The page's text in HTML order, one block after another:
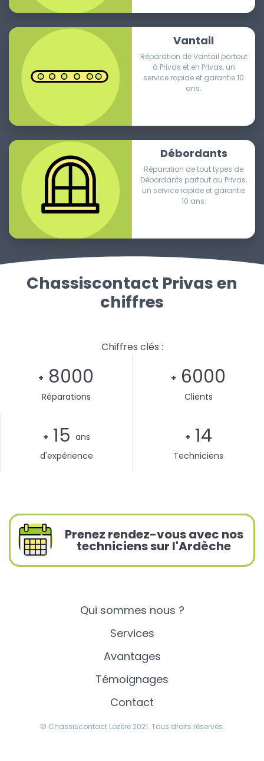
Vantail
Réparation de Vantail partout
à Privas et en Privas, un
service rapide et garantie 10
ans.
Débordants
Réparation de tout types de
Débordants partout au Privas,
un service rapide et garantie
10 ans.
Chassiscontact Privas en
chiffres
Chiffres clés :
+ 8000
Réparations
+ 6000
Clients
+ 15 ans
d'expérience
+ 14
Techniciens
Prenez rendez-vous avec nos
techniciens sur l'Ardèche
Qui sommes nous ?
Services
Avantages
Témoignages
Contact
© Chassiscontact Lozère 2021. Tous droits réservés.